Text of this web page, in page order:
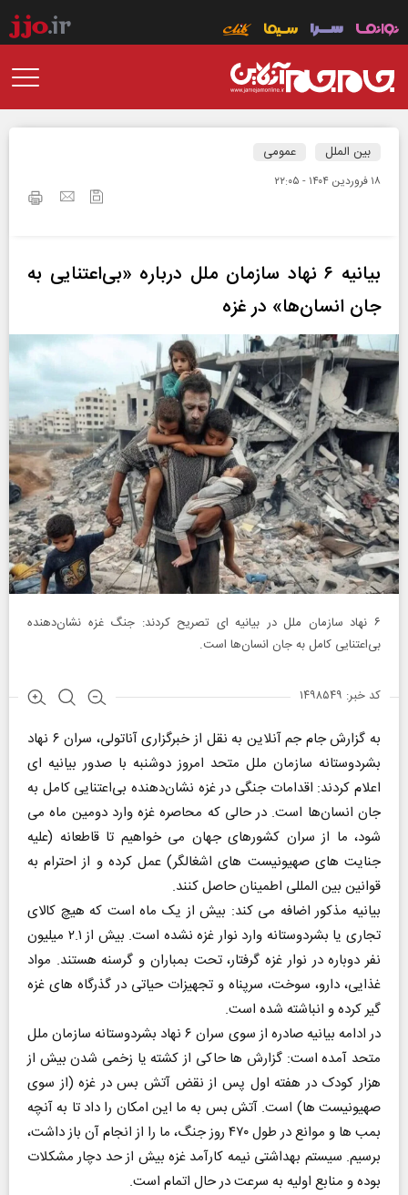
بین الملل عمومی
۱۸ فروردين ۱۴۰۴ - ۲۲:۰۵
بیانیه ۶ نهاد سازمان ملل درباره «بی‌اعتنایی به
جان انسان‌ها» در غزه
۶ نهاد سازمان ملل در بیانیه ای تصریح کردند: جنگ غزه نشان‌دهنده
بی‌اعتنایی کامل به جان انسان‌ها است.
کد خبر: ۱۴۹۸۵۴۹
به گزارش جام جم آنلاین به نقل از خبرگزاری آناتولی، سران ۶ نهاد
بشردوستانه سازمان ملل متحد امروز دوشنبه با صدور بیانیه ای
اعلام کردند: اقدامات جنگی در غزه نشان‌دهنده بی‌اعتنایی کامل به
جان انسان‌ها است. در حالی که محاصره غزه وارد دومین ماه می
شود، ما از سران کشورهای جهان می خواهیم تا قاطعانه (علیه
جنایت های صهیونیست های اشغالگر) عمل کرده و از احترام به
قوانین بین المللی اطمینان حاصل کنند.
بیانیه مذکور اضافه می کند: بیش از یک ماه است که هیچ کالای
تجاری یا بشردوستانه وارد نوار غزه نشده است. بیش از ۲.۱ میلیون
نفر دوباره در نوار غزه گرفتار، تحت بمباران و گرسنه هستند. مواد
غذایی، دارو، سوخت، سرپناه و تجهیزات حیاتی در گذرگاه های غزه
گیر کرده و انباشته شده است.
در ادامه بیانیه صادره از سوی سران ۶ نهاد بشردوستانه سازمان ملل
متحد آمده است: گزارش ها حاکی از کشته یا زخمی شدن بیش از
هزار کودک در هفته اول پس از نقض آتش بس در غزه (از سوی
صهیونیست ها) است. آتش بس به ما این امکان را داد تا به آنچه
بمب ها و موانع در طول ۴۷۰ روز جنگ، ما را از انجام آن باز داشت،
برسیم. سیستم بهداشتی نیمه کارآمد غزه بیش از حد دچار مشکلات
بوده و منابع اولیه به سرعت در حال اتمام است.